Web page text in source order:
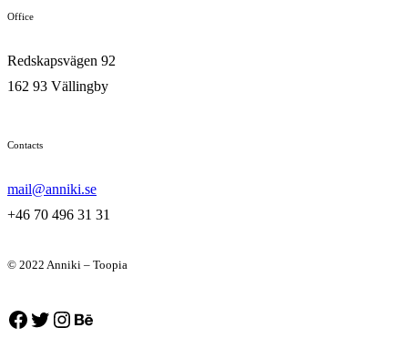
Office
Redskapsvägen 92
162 93 Vällingby
Contacts
mail@anniki.se
+46 70 496 31 31
© 2022 Anniki – Toopia
Facebook Twitter Instagram Behance